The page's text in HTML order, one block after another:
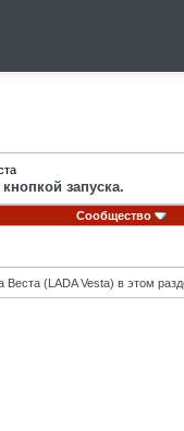
запуска.
Сообщество
Веста (LADA Vesta) в этом